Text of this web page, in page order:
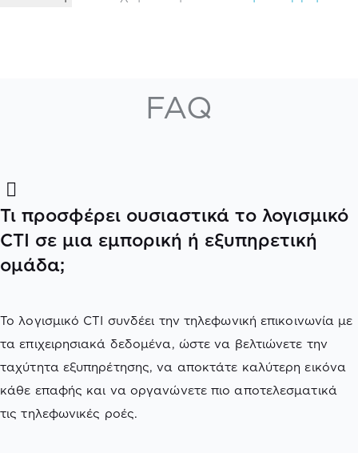
FAQ
Τι προσφέρει ουσιαστικά το λογισμικό
CTI σε μια εμπορική ή εξυπηρετική
ομάδα;
Το λογισμικό CTI συνδέει την τηλεφωνική επικοινωνία με
τα επιχειρησιακά δεδομένα, ώστε να βελτιώνετε την
ταχύτητα εξυπηρέτησης, να αποκτάτε καλύτερη εικόνα
κάθε επαφής και να οργανώνετε πιο αποτελεσματικά
τις τηλεφωνικές ροές.